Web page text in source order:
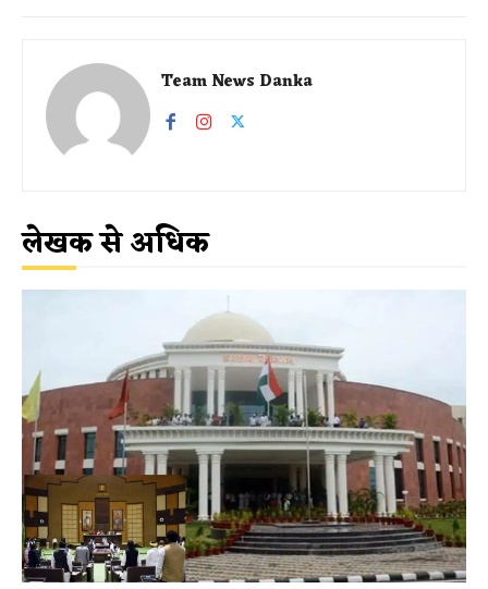
Team News Danka
लेखक से अधिक